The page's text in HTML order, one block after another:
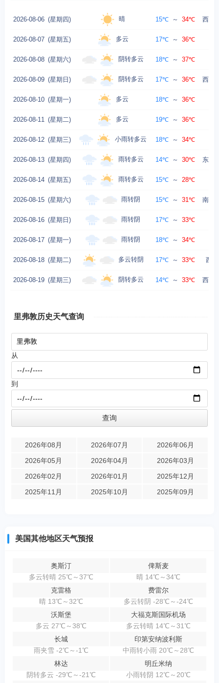
2026-08-06 (星期四) 晴 15℃ ～ 34℃ 西北
2026-08-07 (星期五) 多云 17℃ ～ 36℃
2026-08-08 (星期六) 阴转多云 18℃ ～ 37℃
2026-08-09 (星期日) 阴转多云 17℃ ～ 36℃ 西南
2026-08-10 (星期一) 多云 18℃ ～ 36℃
2026-08-11 (星期二) 多云 19℃ ～ 36℃
2026-08-12 (星期三) 小雨转多云 18℃ ～ 34℃
2026-08-13 (星期四) 雨转多云 14℃ ～ 30℃ 东北
2026-08-14 (星期五) 雨转多云 15℃ ～ 28℃
2026-08-15 (星期六) 雨转阴 15℃ ～ 31℃ 南风
2026-08-16 (星期日) 雨转阴 17℃ ～ 33℃
2026-08-17 (星期一) 雨转阴 18℃ ～ 34℃
2026-08-18 (星期二) 多云转阴 17℃ ～ 33℃ 西
2026-08-19 (星期三) 阴转多云 14℃ ～ 33℃ 西风
里弗敦历史天气查询
从
到
2026年08月 2026年07月
2026年06月
2026年05月
2026年04月
2026年03月
2026年02月
2026年01月
2025年12月
2025年11月
2025年10月 2025年09月
美国其他地区天气预报
奥斯汀
多云转晴 25℃～37℃
俾斯麦
晴 14℃～34℃
克雷格
晴 13℃～32℃
费雷尔
多云转阴 -28℃～-24℃
沃斯堡
多云 27℃～38℃
大福克斯国际机场
多云转晴 14℃～31℃
长城
雨夹雪 -2℃～-1℃
印第安纳波利斯
中雨转小雨 20℃～28℃
林达
阴转多云 -29℃～-21℃
明丘米纳
小雨转阴 12℃～20℃